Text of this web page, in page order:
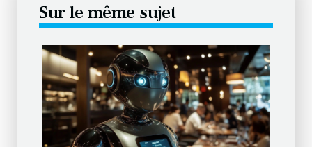
Sur le même sujet